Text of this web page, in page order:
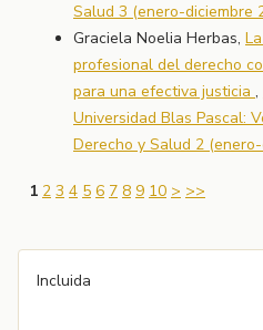
Salud 3 (enero-diciembre
Graciela Noelia Herbas,
profesional del derecho
para una efectiva justicia ,
Universidad Blas Pascal:
Derecho y Salud 2
1 2 3 4 5 6 7 8 9 10 > >>
Incluida